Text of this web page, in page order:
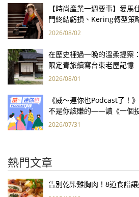
【時尚產業一週要事】愛
門終結虧損、Kering轉型策
報亮眼
2026/08/02
在歷史裡過一晚的溫柔提案
限定青旅續寫台東老屋記憶
2026/08/01
《威～連你也Podcast了！
不是你該賺的——讀《一個
2026/07/31
熱門文章
告別乾柴雞胸肉！8道食譜